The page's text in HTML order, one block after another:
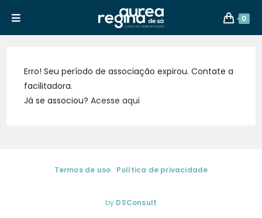
0
Erro! Seu período de associação expirou. Contate a
facilitadora.
Já se associou?Acesse aqui
Termos de uso
Política de privacidade
by DSConsult